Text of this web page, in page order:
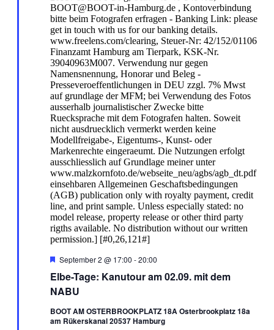
Elbe-Tage: Kanutour am 02.09. mit dem
NABU
Hervorgehoben
September 2 @ 17:00 -20:00
BOOT AM OSTERBROOKPLATZ 18A Osterbrookplatz 18a
am Rükerskanal 20537 Hamburg